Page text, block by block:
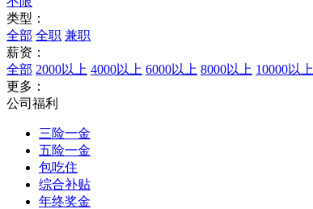
类型：
全部 全职 兼职
薪资：
全部 2000以上 4000以上 6000以上 8000以上 10000以上
更多：
公司福利
三险一金
五险一金
包吃住
综合补贴
年终奖金